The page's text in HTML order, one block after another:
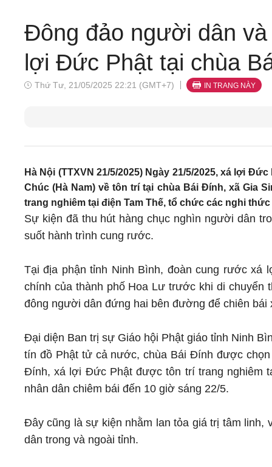
Đông đảo người dân
lợi Đức Phật tại chùa
Thứ Tư, 21/05/2025 22:21 (GMT+7) IN TRANG NÀY
Hà Nội (TTXVN 21/5/2025) Ngày 21/5/2025, xá lợi
Chúc (Hà Nam) về tôn trí tại chùa Bái Đính, xã Gia
trang nghiêm tại điện Tam Thế, tổ chức các nghi
Sự kiện đã thu hút hàng chục nghìn người dân
suốt hành trình cung rước.
Tại địa phận tỉnh Ninh Bình, đoàn cung rước
chính của thành phố Hoa Lư trước khi di chuyển
đông người dân đứng hai bên đường để chiên
Đại diện Ban trị sự Giáo hội Phật giáo tỉnh Ninh
tín đồ Phật tử cả nước, chùa Bái Đính được
Đính, xá lợi Đức Phật được tôn trí trang nghiêm
nhân dân chiêm bái đến 10 giờ sáng 22/5.
Đây cũng là sự kiện nhằm lan tỏa giá trị tâm linh,
dân trong và ngoài tỉnh.